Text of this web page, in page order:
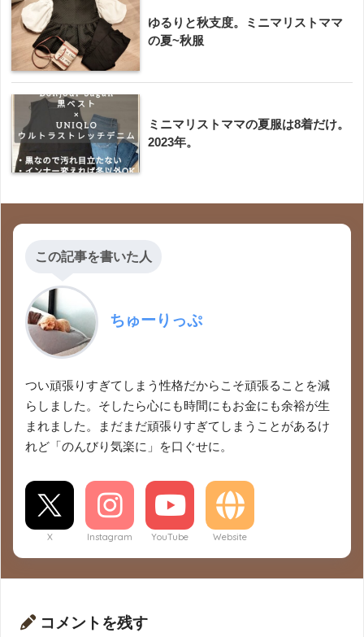
ゆるりと秋支度。ミニマリストママ
の夏~秋服
ミニマリストママの夏服は8着だけ。
2023年。
この記事を書いた人
ちゅーりっぷ
つい頑張りすぎてしまう性格だからこそ頑張ることを減
らしました。そしたら心にも時間にもお金にも余裕が生
まれました。まだまだ頑張りすぎてしまうことがあるけ
れど「のんびり気楽に」を口ぐせに。
X Instagram YouTube Website
コメントを残す